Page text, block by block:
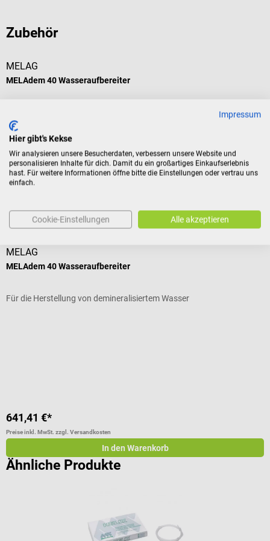
Zubehör
MELAG
MELAdem 40 Wasseraufbereiter
641,41 €*
Preise inkl. MwSt. zzgl. Versandkosten
Kunden kauften auch
MELAG
MELAdem 40 Wasseraufbereiter
Für die Herstellung von demineralisiertem Wasser
641,41 €*
Preise inkl. MwSt. zzgl. Versandkosten
In den Warenkorb
Ähnliche Produkte
Impressum
Hier gibt's Kekse
Wir analysieren unsere Besucherdaten, verbessern unsere Website und
personalisieren Inhalte für dich. Damit du ein großartiges Einkaufserlebnis
hast. Für weitere Informationen öffne bitte die Einstellungen oder vertrau uns
einfach.
Cookie-Einstellungen Alle akzeptieren